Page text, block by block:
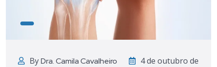
ByDra. Camila Cavalheiro
4 de outubro de